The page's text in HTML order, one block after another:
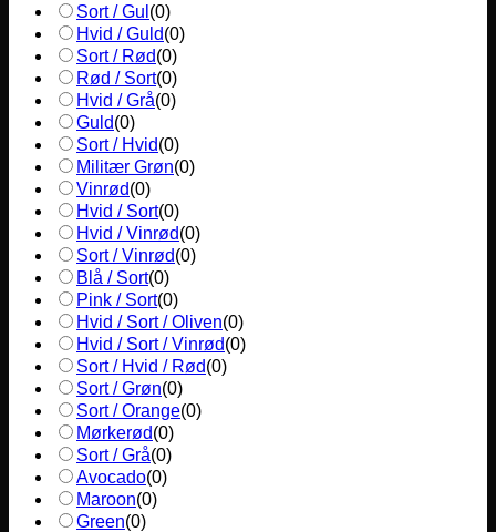
Sort / Gul (0)
Hvid / Guld(0)
Sort / Rød(0)
Rød / Sort(0)
Hvid / Grå(0)
Guld(0)
Sort / Hvid(0)
Militær Grøn(0)
Vinrød(0)
Hvid / Sort(0)
Hvid / Vinrød(0)
Sort / Vinrød(0)
Blå / Sort(0)
Pink / Sort(0)
Hvid / Sort / Oliven(0)
Hvid / Sort / Vinrød(0)
Sort / Hvid / Rød(0)
Sort / Grøn(0)
Sort / Orange(0)
Mørkerød(0)
Sort / Grå(0)
Avocado(0)
Maroon(0)
Green(0)